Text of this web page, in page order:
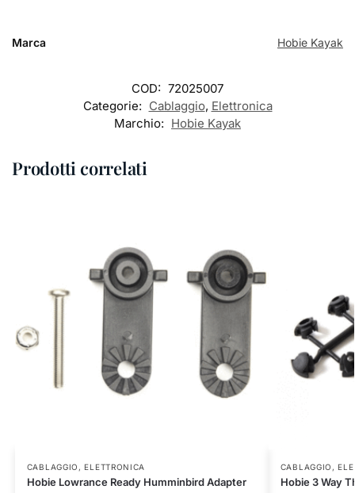
Marca Hobie Kayak
COD: 72025007
Categorie: Cablaggio, Elettronica
Marchio: Hobie Kayak
Prodotti correlati
CABLAGGIO ,ELETTRONICA
Hobie Lowrance Ready Humminbird Adapter
CABLAGGIO ,
Hobie 3 Way